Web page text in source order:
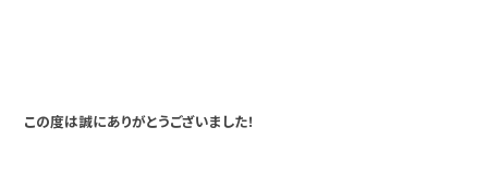
この度は誠にありがとうございました！